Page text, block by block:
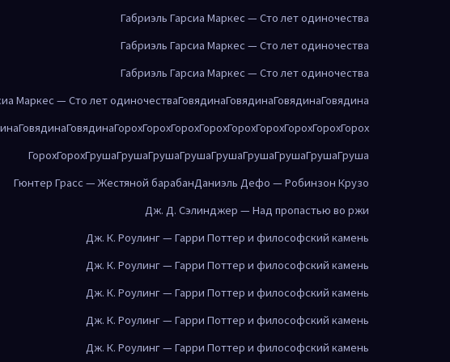
Габриэль Гарсиа Маркес — Сто лет одиночества
Габриэль Гарсиа Маркес — Сто лет одиночества
Габриэль Гарсиа Маркес — Сто лет одиночества
Маркес — Сто лет одиночестваГовядинаГовядинаГовядинаГовядина
ГовядинаГовядинаГорохГорохГорохГорохГорохГорохГорохГорохГорох
ГорохГорохГрушаГрушаГрушаГрушаГрушаГрушаГрушаГрушаГруша
Гюнтер Грасс — Жестяной барабанДаниэль Дефо — Робинзон Крузо
Дж. Д. Сэлинджер — Над пропастью во ржи
Дж. К. Роулинг — Гарри Поттер и философский камень
Дж. К. Роулинг — Гарри Поттер и философский камень
Дж. К. Роулинг — Гарри Поттер и философский камень
Дж. К. Роулинг — Гарри Поттер и философский камень
Дж. К. Роулинг — Гарри Поттер и философский камень